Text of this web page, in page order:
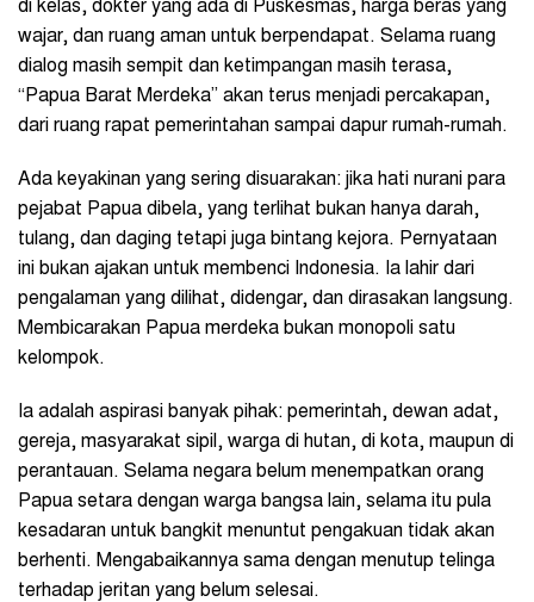
di kelas, dokter yang ada di Puskesmas, harga beras yang
wajar, dan ruang aman untuk berpendapat. Selama ruang
dialog masih sempit dan ketimpangan masih terasa,
“Papua Barat Merdeka” akan terus menjadi percakapan,
dari ruang rapat pemerintahan sampai dapur rumah-rumah.
Ada keyakinan yang sering disuarakan: jika hati nurani para
pejabat Papua dibela, yang terlihat bukan hanya darah,
tulang, dan daging tetapi juga bintang kejora. Pernyataan
ini bukan ajakan untuk membenci Indonesia. Ia lahir dari
pengalaman yang dilihat, didengar, dan dirasakan langsung.
Membicarakan Papua merdeka bukan monopoli satu
kelompok.
Ia adalah aspirasi banyak pihak: pemerintah, dewan adat,
gereja, masyarakat sipil, warga di hutan, di kota, maupun di
perantauan. Selama negara belum menempatkan orang
Papua setara dengan warga bangsa lain, selama itu pula
kesadaran untuk bangkit menuntut pengakuan tidak akan
berhenti. Mengabaikannya sama dengan menutup telinga
terhadap jeritan yang belum selesai.